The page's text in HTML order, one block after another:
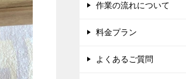
作業の流れについて
料金プラン
よくあるご質問